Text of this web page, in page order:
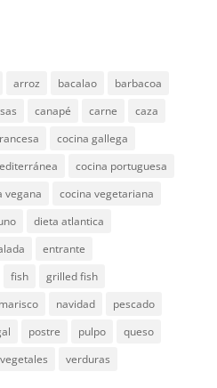
arroz bacalao
barbacoa
canapé carne
caza
cocina gallega
cocina portuguesa
vegana
cocina vegetariana
dieta atlantica
entrante
fish
grilled fish
marisco navidad
pescado
postre pulpo
queso
vegetales verduras